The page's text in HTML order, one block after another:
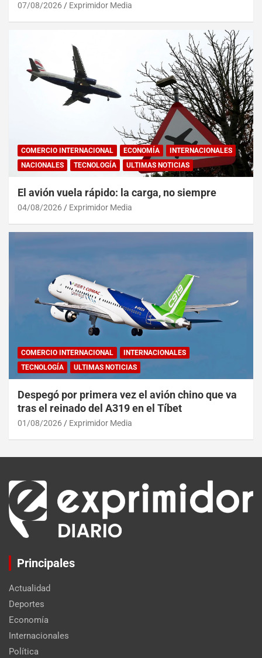
07/08/2026 Exprimidor Media
COMERCIO INTERNACIONAL ECONOMÍA
INTERNACIONALES
NACIONALES
TECNOLOGÍA ULTIMAS NOTICIAS
El avión vuela rápido: la carga, no siempre
04/08/2026 Exprimidor Media
COMERCIO INTERNACIONAL
INTERNACIONALES
TECNOLOGÍA
ULTIMAS NOTICIAS
Despegó por primera vez el avión chino que va
tras el reinado del A319 en el Tíbet
01/08/2026 Exprimidor Media
Principales
Actualidad
Deportes
Economía
Internacionales
Política